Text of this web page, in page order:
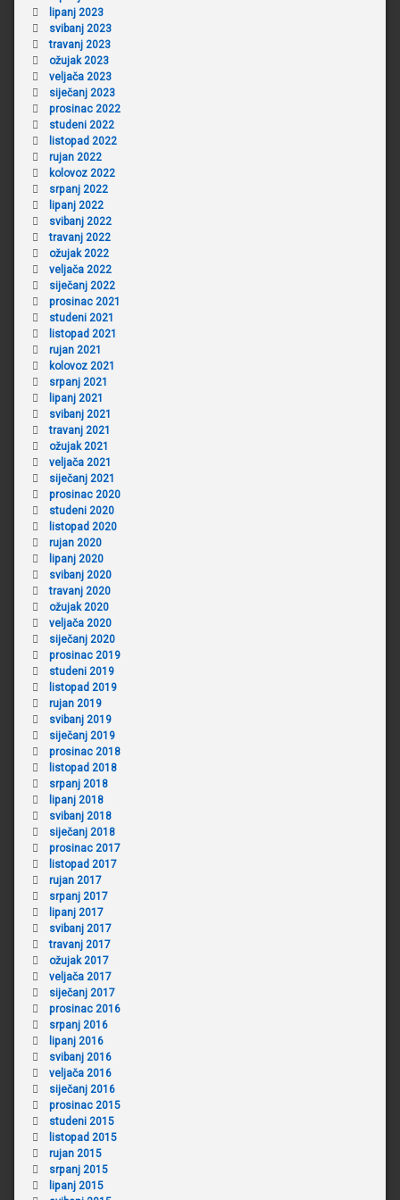
lipanj 2023
svibanj 2023
travanj 2023
ožujak 2023
veljača 2023
siječanj 2023
prosinac 2022
studeni 2022
listopad 2022
rujan 2022
kolovoz 2022
srpanj 2022
lipanj 2022
svibanj 2022
travanj 2022
ožujak 2022
veljača 2022
siječanj 2022
prosinac 2021
studeni 2021
listopad 2021
rujan 2021
kolovoz 2021
srpanj 2021
lipanj 2021
svibanj 2021
travanj 2021
ožujak 2021
veljača 2021
siječanj 2021
prosinac 2020
studeni 2020
listopad 2020
rujan 2020
lipanj 2020
svibanj 2020
travanj 2020
ožujak 2020
veljača 2020
siječanj 2020
prosinac 2019
studeni 2019
listopad 2019
rujan 2019
svibanj 2019
siječanj 2019
prosinac 2018
listopad 2018
srpanj 2018
lipanj 2018
svibanj 2018
siječanj 2018
prosinac 2017
listopad 2017
rujan 2017
srpanj 2017
lipanj 2017
svibanj 2017
travanj 2017
ožujak 2017
veljača 2017
siječanj 2017
prosinac 2016
srpanj 2016
lipanj 2016
svibanj 2016
veljača 2016
siječanj 2016
prosinac 2015
studeni 2015
listopad 2015
rujan 2015
srpanj 2015
lipanj 2015